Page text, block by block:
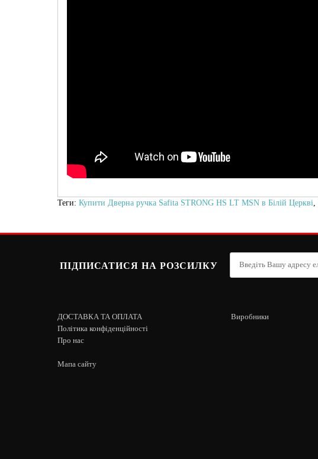
Теги: Купити Дверна ручка Safita STRONG HS LT MSN в Білій Церкві
ПІДПИСАТИСЯ НА РОЗСИЛКУ
ДОСТАВКА ТА ОПЛАТА
Політика конфіденційності
Про нас
Мапа сайту
Виробники